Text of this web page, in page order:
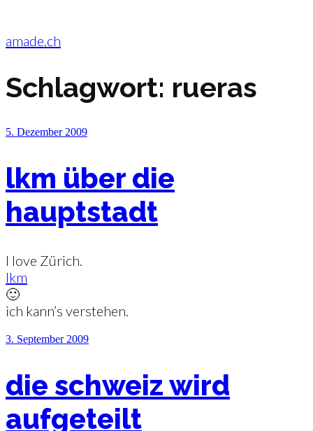
springen
amade.ch
Schlagwort: rueras
Veröffentlicht
5. Dezember 2009
lkm über die
hauptstadt
I love Zürich.
lkm
🙂
ich kann’s verstehen.
Veröffentlicht
3. September 2009
die schweiz wird
aufgeteilt